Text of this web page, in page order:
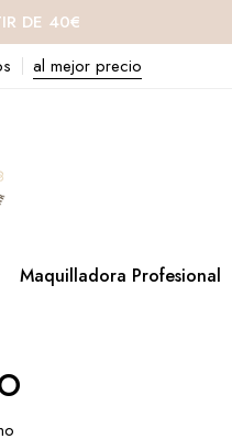
DE 40€
al mejor precio
Maquilladora Profesional